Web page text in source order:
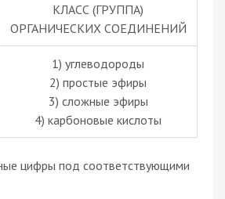
КЛАСС (ГРУППА)
ОРГАНИЧЕСКИХ СОЕДИНЕНИЙ
1) углеводороды
2) простые эфиры
3) сложные эфиры
4) карбоновые кислоты
цифры под соответствующими